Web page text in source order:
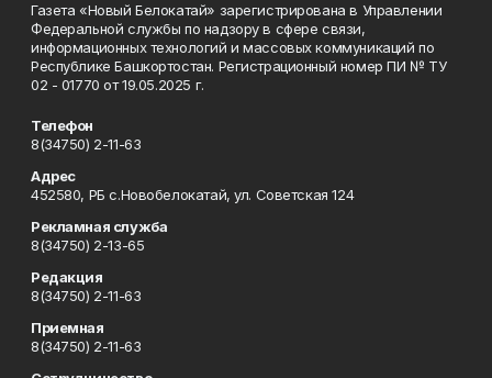
Газета «Новый Белокатай» зарегистрирована в Управлении
Федеральной службы по надзору в сфере связи,
информационных технологий и массовых коммуникаций по
Республике Башкортостан. Регистрационный номер ПИ № ТУ
02 - 01770 от 19.05.2025 г.
Телефон
8(34750) 2-11-63
Адрес
452580, РБ с.Новобелокатай, ул. Советская 124
Рекламная служба
8(34750) 2-13-65
Редакция
8(34750) 2-11-63
Приемная
8(34750) 2-11-63